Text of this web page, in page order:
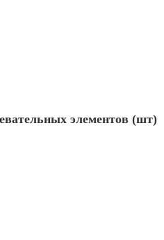
элементов (шт)